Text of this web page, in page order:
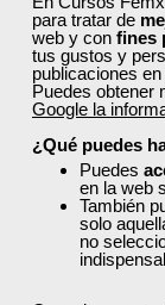
para tratar de
web y con fines
tus gustos y
publicaciones
Puedes obtener
Google la
¿Qué puedes
Puedes
en la web
También
solo
no
Administración
Desarrollo
Educación (85)
Empleo (55)
Emprender (55)